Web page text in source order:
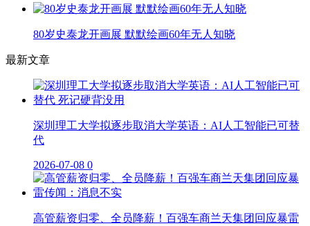
80岁史泰龙开画展 默默绘画60年无人知晓
最新文章
深圳理工大学拟逐步取消大学英语：AI人工智能已可替
代
2026-07-08 0
高管薪资归零、全员降薪！百强车商兰天集团回应暴雷